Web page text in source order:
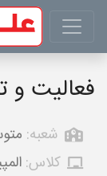
فعالیت و
شعبه:
کلاس: